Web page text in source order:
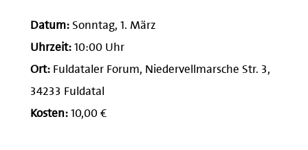
Datum: Sonntag, 1. März
Uhrzeit: 10:00 Uhr
Ort: Fuldataler Forum, Niedervellmarsche Str. 3,
34233 Fuldatal
Kosten: 10,00 €